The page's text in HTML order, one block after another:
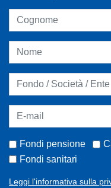
Fondi pensione
Fondi sanitari
Leggi l'informativa sulla